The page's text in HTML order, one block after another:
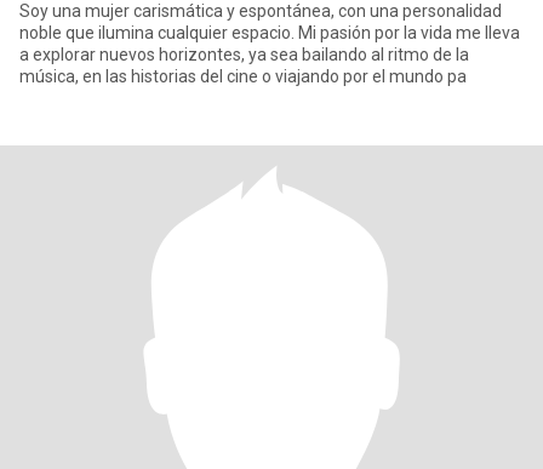
Soy una mujer carismática y espontánea, con una personalidad
noble que ilumina cualquier espacio. Mi pasión por la vida me lleva
a explorar nuevos horizontes, ya sea bailando al ritmo de la
música, en las historias del cine o viajando por el mundo pa